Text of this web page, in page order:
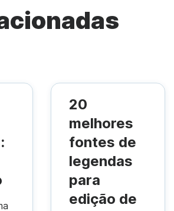
20
melhores
fontes de
legendas
para
edição de